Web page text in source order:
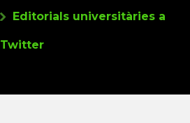
Editorials universitàries a
Twitter